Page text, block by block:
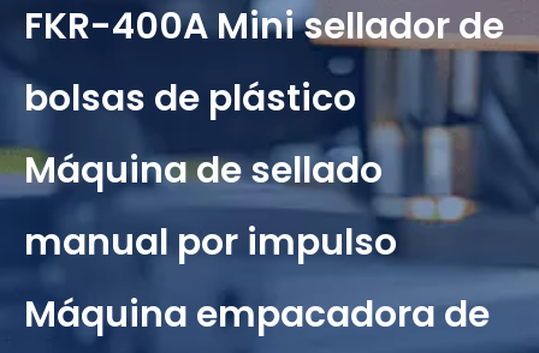
FKR-400A Mini sellador de
bolsas de plástico
Máquina de sellado
manual por impulso
Máquina empacadora de